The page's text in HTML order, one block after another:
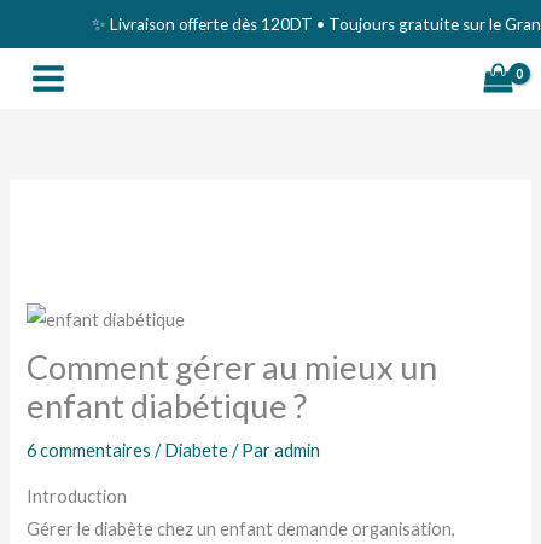
au
contenu
✨ Livraison offerte dès 120DT • Toujours gratuite sur le Grand
Comment gérer au mieux un
enfant diabétique ?
6 commentaires /Diabete/ Paradmin
Introduction
Gérer le diabète chez un enfant demande organisation,